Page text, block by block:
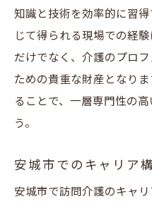
知識と技術を効率的に習
じて得られる現場での経
だけでなく、介護のプロ
ための貴重な財産となり
ることで、一層専門性の
う。
安城市でのキャリア
安城市で訪問介護のキャ